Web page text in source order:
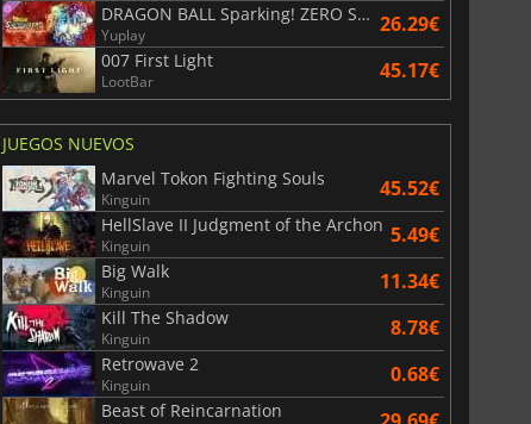
WARHAMMER 3
DRAGON BALL Sparking! ZERO Super Limit Breaking NEO
Yuplay 26.29€
007 First Light
LootBar 45.17€
JUEGOS NUEVOS
Marvel Tokon Fighting Souls
Kinguin 45.52€
HellSlave II Judgment of the Archon
Kinguin 5.49€
Big Walk
Kinguin 11.34€
Kill The Shadow
Kinguin 8.78€
Retrowave 2
Kinguin 0.68€
Beast of Reincarnation